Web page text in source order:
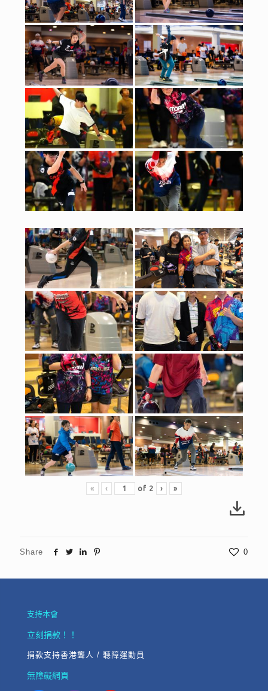
« ‹ of 2 › »
Share 0
支持本會
立刻捐款！！
捐款支持香港聾人 / 聽障運動員
無障礙網頁